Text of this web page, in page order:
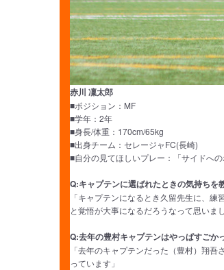
赤川 凜太郎
■ポジション：MF
■学年：2年
■身長/体重：170cm/65kg
■出身チーム：セレージャFC(長崎)
■自分の見てほしいプレー：「サイドへ
Q:キャプテンに選ばれたときの気持ちを
「キャプテンになるとき久留先生に、
と覚悟が大事になるだろうなって思いまし
Q:去年の豊村キャプテンはやっぱすごか
「去年のキャプテンだった（豊村）翔
っています」